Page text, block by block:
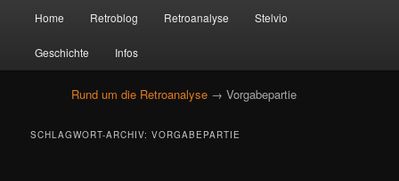
Zum
primären
Inhalt
springen
Zum
sekundären
Inhalt
springen
Home Retroblog Retroanalyse Stelvio
Geschichte Infos
Rund um die Retroanalyse → Vorgabepartie
SCHLAGWORT-ARCHIV:VORGABEPARTIE